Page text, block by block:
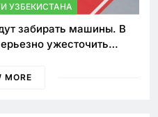
УЗБЕКИСТАНА
забирать машины. В
ужесточить
MORE